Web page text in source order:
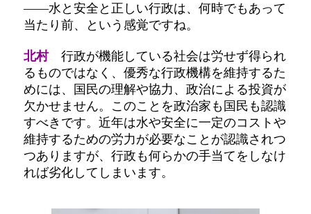
――水と安全と正しい行政は、何時でもあって
当たり前、という感覚ですね。
北村行政が機能している社会は労せず得られ
るものではなく、優秀な行政機構を維持するた
めには、国民の理解や協力、政治による投資が
欠かせません。このことを政治家も国民も認識
すべきです。近年は水や安全に一定のコストや
維持するための労力が必要なことが認識されつ
つありますが、行政も何らかの手当てをしなけ
れば劣化してしまいます。